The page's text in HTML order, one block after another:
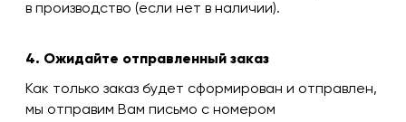
в производство (если нет в наличии).
4. Ожидайте отправленный заказ
Как только заказ будет сформирован и отправлен,
мы отправим Вам письмо с номером